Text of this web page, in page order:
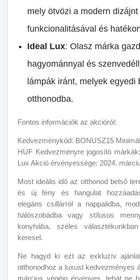
mely ötvözi a modern
funkcionalitásával és
Ideal Lux: Olasz márka
hagyománnyal és
lámpák iránt, melyek egyedi
otthonodba.
Fontos információk az akcióról:
Kedvezménykód: BONUSZ15
HUF Kedvezményre jogosító
Lux Akció érvényessége: 2024.
Most ideális idő az otthonod belső
és új fény és hangulat
elegáns csillárról a nappalidba,
hálószobádba vagy stílusos
konyhába, széles
keresel.
Ne hagyd ki ezt az exkluzív
otthonodhoz a luxust kedvezményes
március végéig érvényes, tehát ne